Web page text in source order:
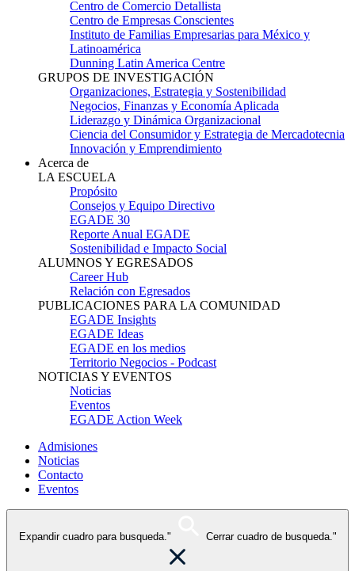
Centro de Comercio Detallista
Centro de Empresas Conscientes
Instituto de Familias Empresarias para México y
Latinoamérica
Dunning Latin America Centre
GRUPOS DE INVESTIGACIÓN
Organizaciones, Estrategia y Sostenibilidad
Negocios, Finanzas y Economía Aplicada
Liderazgo y Dinámica Organizacional
Ciencia del Consumidor y Estrategia de Mercadotecnia
Innovación y Emprendimiento
Acerca de
LA ESCUELA
Propósito
Consejos y Equipo Directivo
EGADE 30
Reporte Anual EGADE
Sostenibilidad e Impacto Social
ALUMNOS Y EGRESADOS
Career Hub
Relación con Egresados
PUBLICACIONES PARA LA COMUNIDAD
EGADE Insights
EGADE Ideas
EGADE en los medios
Territorio Negocios - Podcast
NOTICIAS Y EVENTOS
Noticias
Eventos
EGADE Action Week
Admisiones
Noticias
Contacto
Eventos
Expandir cuadro para busqueda." Cerrar cuadro de busqueda."